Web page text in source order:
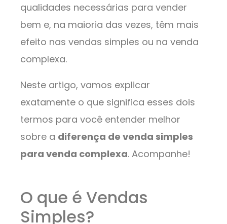
qualidades necessárias para vender
bem e, na maioria das vezes, têm mais
efeito nas vendas simples ou na venda
complexa.
Neste artigo, vamos explicar
exatamente o que significa esses dois
termos para você entender melhor
sobre a diferença de venda simples
para venda complexa. Acompanhe!
O que é Vendas
Simples?